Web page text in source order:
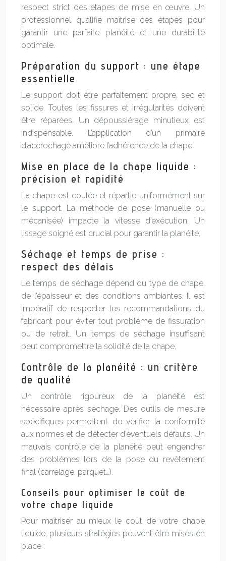
respect strict des étapes de mise en œuvre. Un
professionnel qualifié maîtrise ces étapes pour
garantir une parfaite planéité et une durabilité
optimale.
Préparation du support : une étape
essentielle
Le support doit être parfaitement propre, sec et
solide. Toutes les fissures et irrégularités doivent
être réparées. Un dépoussiérage minutieux est
indispensable. L’application d’un primaire
d’accrochage améliore l’adhérence de la chape.
Mise en place de la chape liquide :
précision et rapidité
La chape est coulée et répartie uniformément sur
le support. La méthode de pose (manuelle ou
mécanisée) impacte la vitesse d’exécution. Un
lissage soigné est crucial pour garantir la planéité.
Séchage et temps de prise :
respect des délais
Le temps de séchage dépend du type de chape,
de l’épaisseur et des conditions ambiantes. Il est
impératif de respecter les recommandations du
fabricant pour éviter tout problème de fissuration
ou de retrait. Un temps de séchage insuffisant
peut compromettre la solidité de la chape.
Contrôle de la planéité : un critère
de qualité
Un contrôle rigoureux de la planéité est
nécessaire après séchage. Des outils de mesure
spécifiques permettent de vérifier la conformité
aux normes et de détecter d’éventuels défauts. Un
mauvais contrôle de la planéité peut engendrer
des problèmes lors de la pose du revêtement
final (carrelage, parquet…).
Conseils pour optimiser le coût de
votre chape liquide
Pour maîtriser au mieux le coût de votre chape
liquide, plusieurs stratégies peuvent être mises en
place :